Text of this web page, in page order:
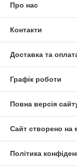
Про нас
Контакти
Доставка та
Графік роботи
Повна версія
Сайт створено на
Політика